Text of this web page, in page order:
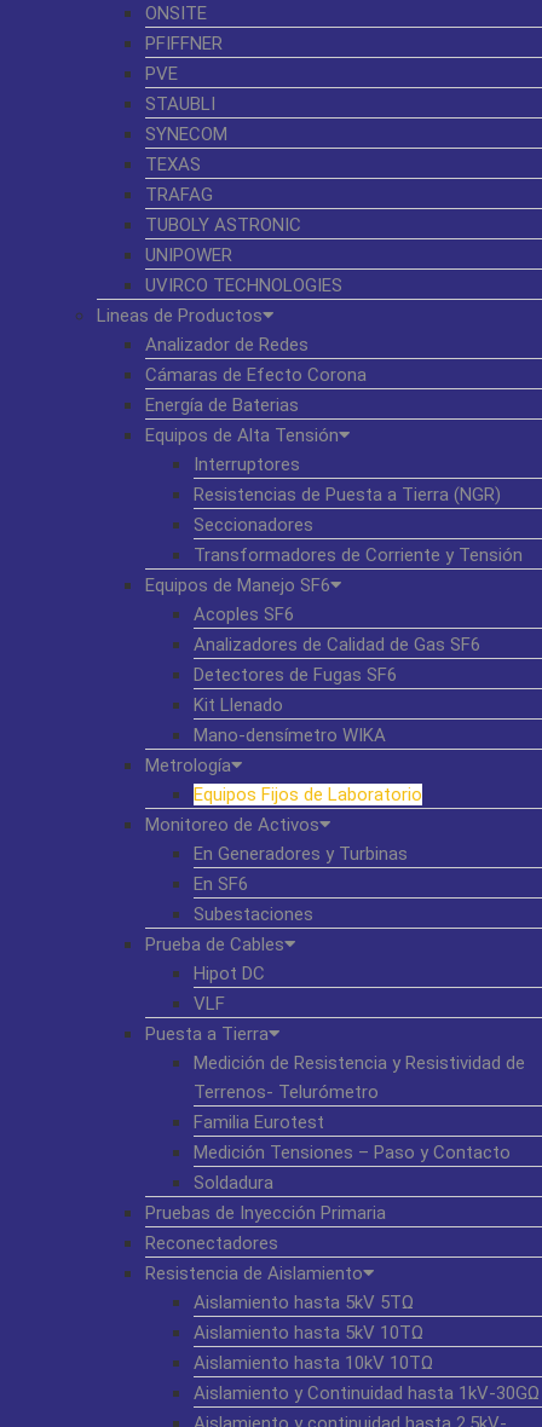
ONSITE
PFIFFNER
PVE
STAUBLI
SYNECOM
TEXAS
TRAFAG
TUBOLY ASTRONIC
UNIPOWER
UVIRCO TECHNOLOGIES
Lineas de Productos
Analizador de Redes
Cámaras de Efecto Corona
Energía de Baterias
Equipos de Alta Tensión
Interruptores
Resistencias de Puesta a Tierra (NGR)
Seccionadores
Transformadores de Corriente y Tensión
Equipos de Manejo SF6
Acoples SF6
Analizadores de Calidad de Gas SF6
Detectores de Fugas SF6
Kit Llenado
Mano-densímetro WIKA
Metrología
Equipos Fijos de Laboratorio
Monitoreo de Activos
En Generadores y Turbinas
En SF6
Subestaciones
Prueba de Cables
Hipot DC
VLF
Puesta a Tierra
Medición de Resistencia y Resistividad de
Terrenos- Telurómetro
Familia Eurotest
Medición Tensiones – Paso y Contacto
Soldadura
Pruebas de Inyección Primaria
Reconectadores
Resistencia de Aislamiento
Aislamiento hasta 5kV 5TΩ
Aislamiento hasta 5kV 10TΩ
Aislamiento hasta 10kV 10TΩ
Aislamiento y Continuidad hasta 1kV-30GΩ